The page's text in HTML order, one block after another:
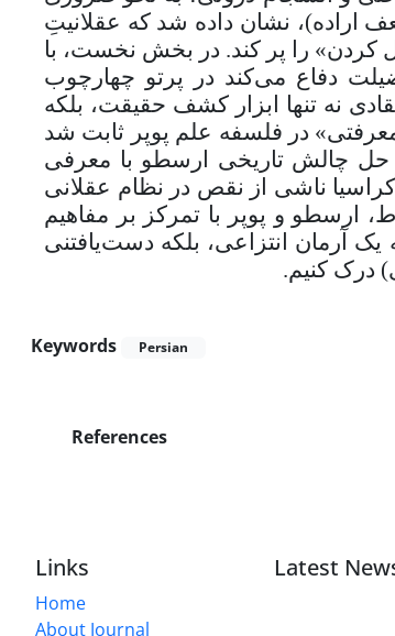
اراده)، نشان داده شد که عقلانیتِ
کردن» را پر کند. در بخش نخست، با
دفاع می‌کند در پرتو چهارچوب
نه تنها ابزار کشف حقیقت، بلکه
در فلسفه علم پوپر ثابت شد
حل چالش تاریخی ارسطو با معرفی
ناشی از نقص در نظام عقلانی
ارسطو و پوپر با تمرکز بر مفاهیم
آرمان انتزاعی، بلکه دست‌یافتنی
درک کنیم.
Keywords Persian
References
Links
Home
About Journal
Latest